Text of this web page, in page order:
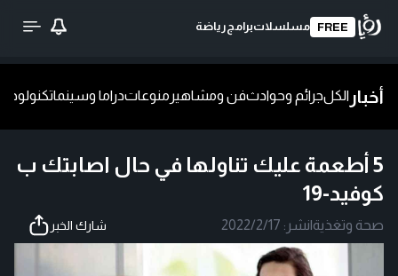
FREE مسلسلاتبرامج رياضة
أخبار الكلجرائم وحوادثفن ومشاهير منوعاتدراما وسينماتكنولوجيا
5 أطعمة عليك تناولها في حال اصابتك ب
كوفيد-19
صحة وتغذية|نشر: 2022/2/17 شارك الخبر